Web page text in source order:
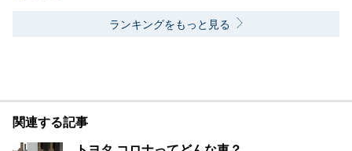
ランキングをもっと見る
関連する記事